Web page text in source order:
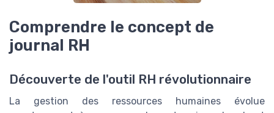
Comprendre le concept de
journal RH
Découverte de l'outil RH révolutionnaire
La gestion des ressources humaines évolue